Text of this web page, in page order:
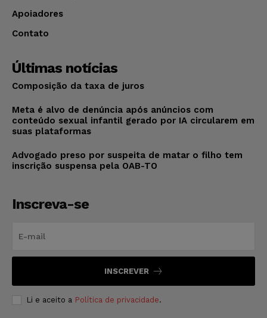
Apoiadores
Contato
Últimas notícias
Composição da taxa de juros
Meta é alvo de denúncia após anúncios com
conteúdo sexual infantil gerado por IA circularem em
suas plataformas
Advogado preso por suspeita de matar o filho tem
inscrição suspensa pela OAB-TO
Inscreva-se
INSCREVER
Li e aceito a Política de privacidade.